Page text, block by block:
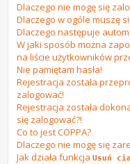
Dlaczego nie mogę się
Dlaczego w ogóle muszę
Dlaczego następuje
W jaki sposób można
na liście użytkowników
Nie pamiętam hasła!
Rejestracja została
zalogować!
Rejestracja została
się zalogować?!
Co to jest COPPA?
Dlaczego nie mogę się
Jak działa funkcjaUsuń